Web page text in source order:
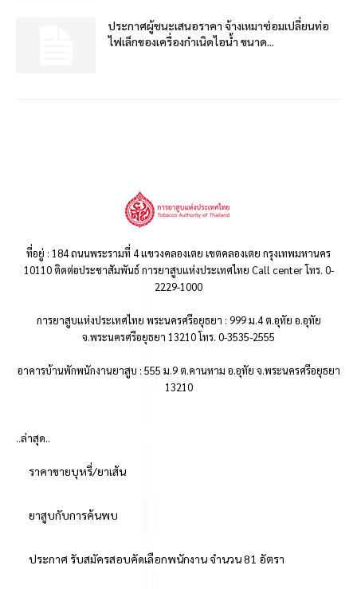
ประกาศผู้ชนะเสนอราคา จ้างเหมาซ่อมเปลี่ยนท่อ
ไฟเล็กของเครื่องกำเนิดไอน้ำ ขนาด...
ที่อยู่ : 184 ถนนพระรามที่ 4 แขวงคลองเตย เขตคลองเตย กรุงเทพมหานคร
10110 ติดต่อประชาสัมพันธ์ การยาสูบแห่งประเทศไทย Call center โทร. 0-
2229-1000
การยาสูบแห่งประเทศไทย พระนครศรีอยุธยา : 999 ม.4 ต.อุทัย อ.อุทัย
จ.พระนครศรีอยุธยา 13210 โทร. 0-3535-2555
อาคารบ้านพักพนักงานยาสูบ : 555 ม.9 ต.คานหาม อ.อุทัย จ.พระนครศรีอยุธยา
13210
..ล่าสุด..
ราคาขายบุหรี่/ยาเส้น
ยาสูบกับการค้นพบ
ประกาศ รับสมัครสอบคัดเลือกพนักงาน จำนวน 81 อัตรา